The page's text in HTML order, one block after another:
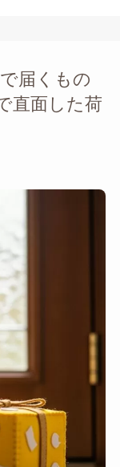
届くもの
直面した荷